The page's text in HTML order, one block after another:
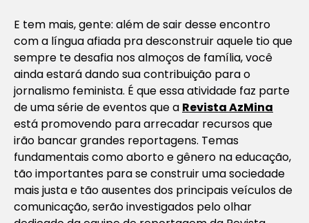
E tem mais, gente: além de sair desse encontro
com a língua afiada pra desconstruir aquele tio que
sempre te desafia nos almoços de família, você
ainda estará dando sua contribuição para o
jornalismo feminista. É que essa atividade faz parte
de uma série de eventos que a Revista AzMina
está promovendo para arrecadar recursos que
irão bancar grandes reportagens. Temas
fundamentais como aborto e gênero na educação,
tão importantes para se construir uma sociedade
mais justa e tão ausentes dos principais veículos de
comunicação, serão investigados pelo olhar